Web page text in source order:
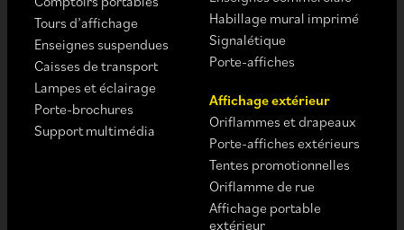
Tours d’affichage
Enseignes suspendues
Caisses de transport
Lampes et éclairage
Porte-brochures
Support multimédia
Habillage mural imprimé
Signalétique
Porte-affiches
Affichage extérieur
Oriflammes et drapeaux
Porte-affiches extérieurs
Tentes promotionnelles
Oriflamme de rue
Affichage portable
extérieur